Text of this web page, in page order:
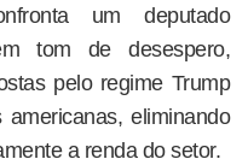
um deputado
tom de desespero,
pelo regime Trump
eliminando
a renda do setor.